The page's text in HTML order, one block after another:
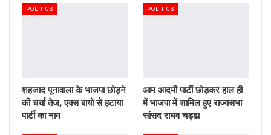
POLITICS
शहजाद पूनावाला के भाजपा छोड़ने
की चर्चा तेज, एक्स बायो से हटाया
पार्टी का नाम
POLITICS
आम आदमी पार्टी छोड़कर हाल ही
में भाजपा में शामिल हुए राज्यसभा
सांसद राघव चड्ढा